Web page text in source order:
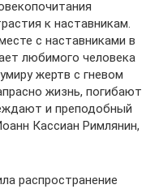
к наставникам.
с наставниками в
любимого человека
жертв с гневом
жизнь, погибают
и преподобный
Кассиан Римлянин,
распространение